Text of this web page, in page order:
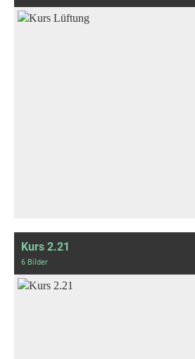
Kurs 2.21
6 Bilder